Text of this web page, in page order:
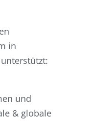
in
und
& globale